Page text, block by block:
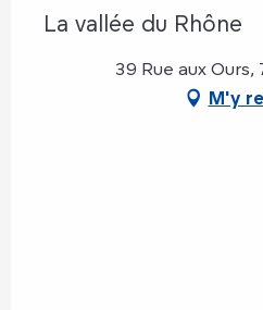
La vallée du Rhône
39 Rue aux
M'y